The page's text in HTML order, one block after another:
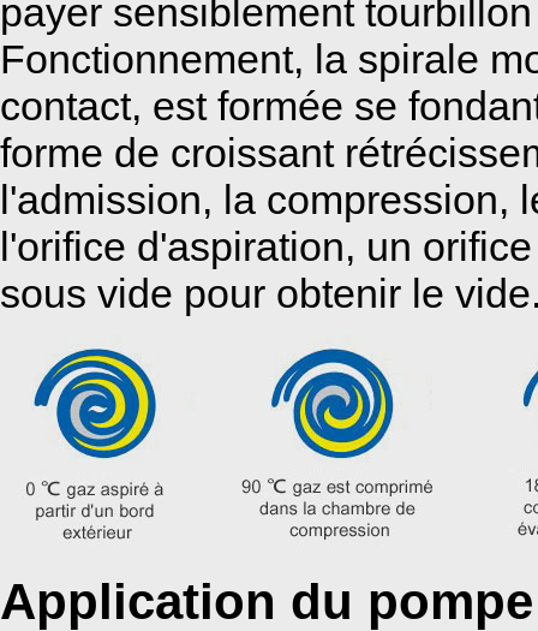
payer sensiblement
Fonctionnement, la spirale
contact, est formée se
forme de croissant
l'admission, la compression,
l'orifice d'aspiration, un
sous vide pour obtenir le
Application du